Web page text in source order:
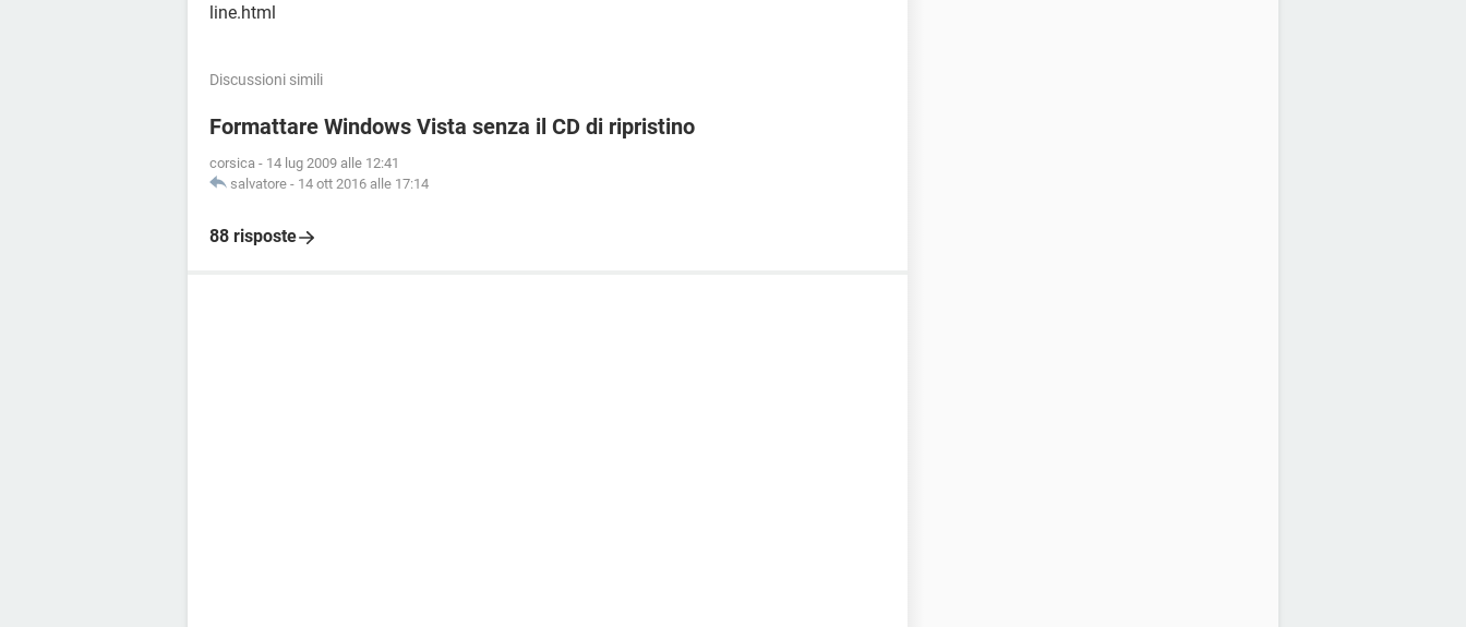
line.html
Discussioni simili
Formattare Windows Vista senza il CD di ripristino
corsica - 14 lug 2009 alle 12:41
salvatore - 14 ott 2016 alle 17:14
88 risposte